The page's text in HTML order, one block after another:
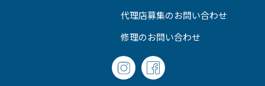
代理店募集のお問い合わせ
修理のお問い合わせ